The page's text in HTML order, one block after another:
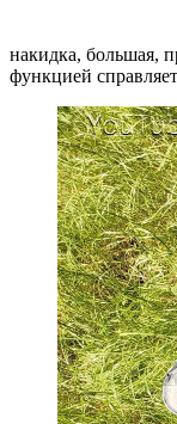
накидка, большая,
функцией